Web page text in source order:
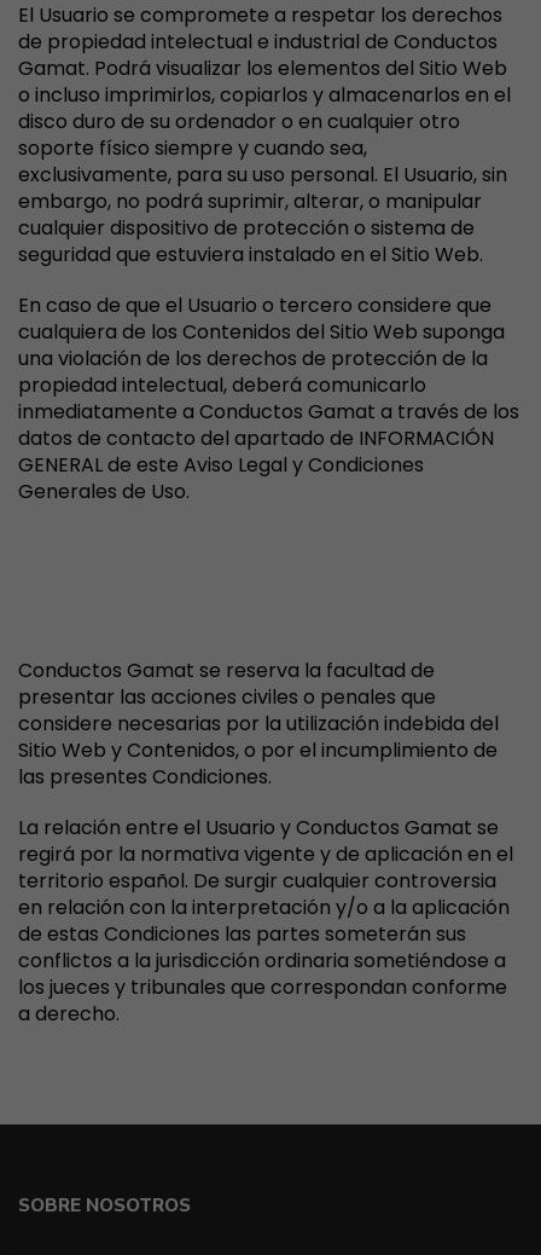
El Usuario se compromete a respetar los derechos
de propiedad intelectual e industrial de Conductos
Gamat. Podrá visualizar los elementos del Sitio Web
o incluso imprimirlos, copiarlos y almacenarlos en el
disco duro de su ordenador o en cualquier otro
soporte físico siempre y cuando sea,
exclusivamente, para su uso personal. El Usuario, sin
embargo, no podrá suprimir, alterar, o manipular
cualquier dispositivo de protección o sistema de
seguridad que estuviera instalado en el Sitio Web.
En caso de que el Usuario o tercero considere que
cualquiera de los Contenidos del Sitio Web suponga
una violación de los derechos de protección de la
propiedad intelectual, deberá comunicarlo
inmediatamente a Conductos Gamat a través de los
datos de contacto del apartado de INFORMACIÓN
GENERAL de este Aviso Legal y Condiciones
Generales de Uso.
Conductos Gamat se reserva la facultad de
presentar las acciones civiles o penales que
considere necesarias por la utilización indebida del
Sitio Web y Contenidos, o por el incumplimiento de
las presentes Condiciones.
La relación entre el Usuario y Conductos Gamat se
regirá por la normativa vigente y de aplicación en el
territorio español. De surgir cualquier controversia
en relación con la interpretación y/o a la aplicación
de estas Condiciones las partes someterán sus
conflictos a la jurisdicción ordinaria sometiéndose a
los jueces y tribunales que correspondan conforme
a derecho.
SOBRE NOSOTROS